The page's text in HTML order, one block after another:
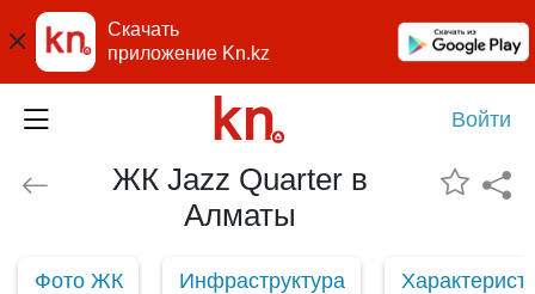
Скачать
приложение Kn.kz
Войти
ЖК Jazz Quarter в
Алматы
Фото ЖК Инфраструктура